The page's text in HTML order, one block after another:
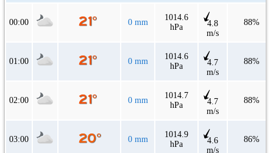
00:00 0 mm
1014.6
hPa
4.8
m/s
88%
01:00 0 mm
1014.6
hPa
4.7
m/s
88%
02:00 0 mm
1014.7
hPa
4.7
m/s
88%
03:00 0 mm
1014.9
hPa
4.6
m/s
86%